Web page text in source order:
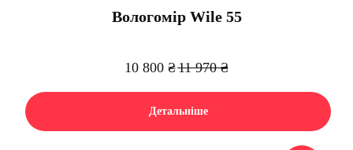
Вологомір Wile 55
10 800 ₴11 970 ₴
Детальніше